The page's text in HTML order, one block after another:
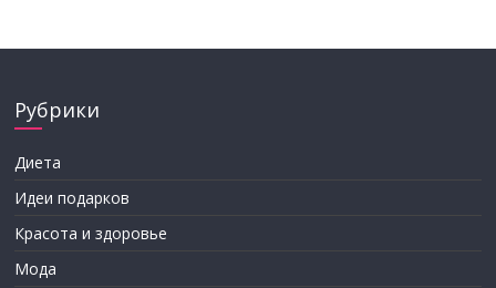
Рубрики
Диета
Идеи подарков
Красота и здоровье
Мода